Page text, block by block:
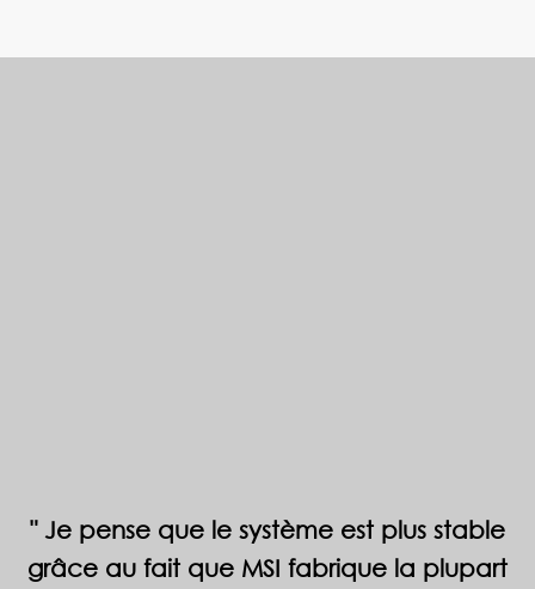
Je pense que le système est plus stable
grâce au fait que MSI fabrique la plupart